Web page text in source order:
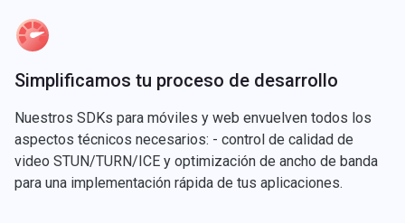
Simplificamos tu proceso de desarrollo
Nuestros SDKs para móviles y web envuelven todos los
aspectos técnicos necesarios: - control de calidad de
video STUN/TURN/ICE y optimización de ancho de banda
para una implementación rápida de tus aplicaciones.